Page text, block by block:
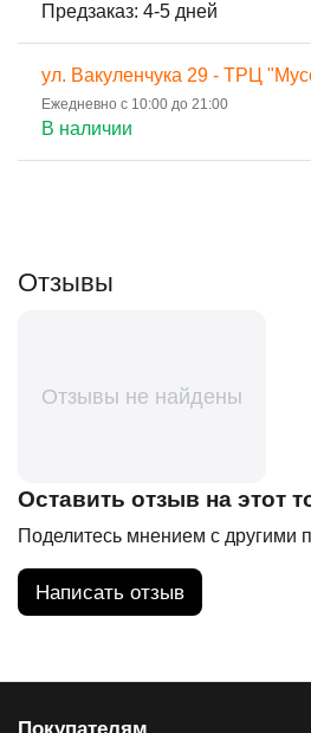
Предзаказ: 4-5 дней
ул. Вакуленчука 29 - ТРЦ
Ежедневно с 10:00 до 21:00
В наличии
Отзывы
Отзывы не найдены
Оставить отзыв на этот
Поделитесь мнением с другими
Написать отзыв
Покупателям